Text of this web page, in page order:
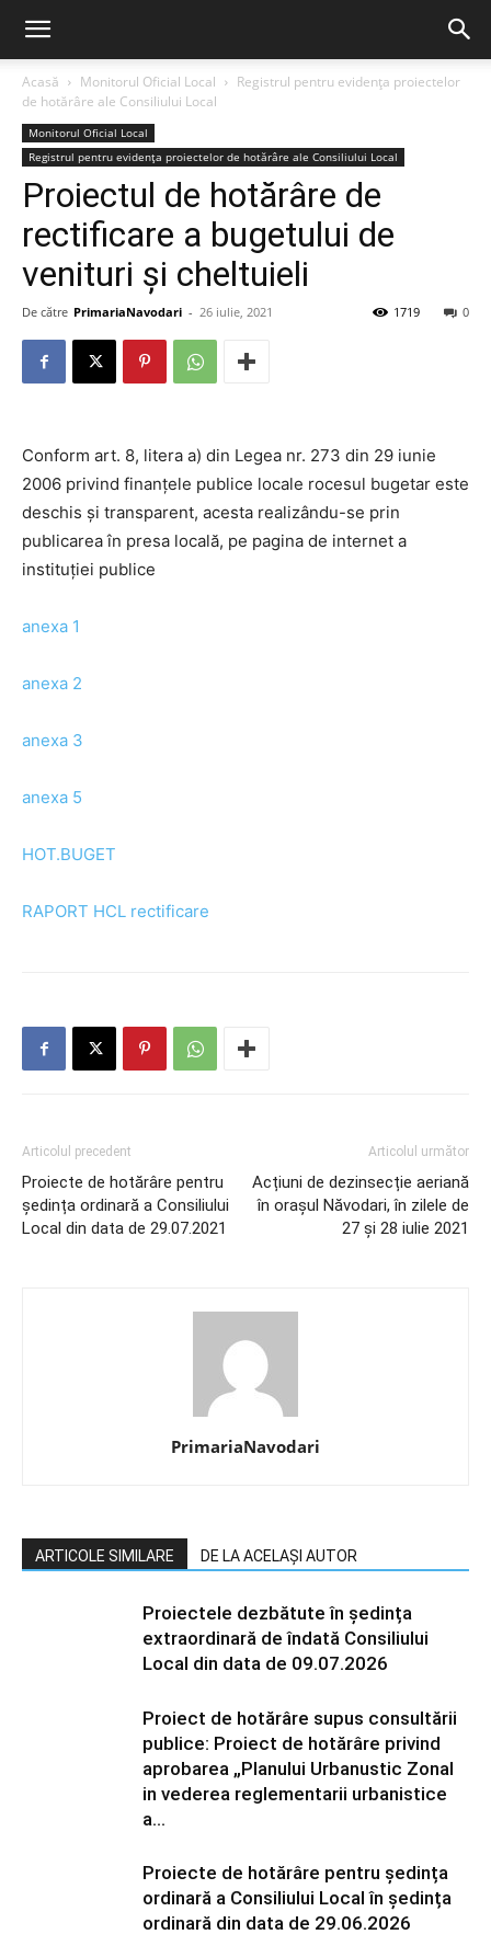
Acasă Monitorul Oficial Local
Registrul pentru evidența proiectelor
de hotărâre ale Consiliului Local
Monitorul Oficial Local
Registrul pentru evidența proiectelor de hotărâre ale Consiliului Local
Proiectul de hotărâre de
rectificare a bugetului de
venituri și cheltuieli
De către PrimariaNavodari - 26 iulie, 2021 0
1719
Conform art. 8, litera a) din Legea nr. 273 din 29 iunie
2006 privind finanţele publice locale rocesul bugetar este
deschis şi transparent, acesta realizându-se prin
publicarea în presa locală, pe pagina de internet a
instituţiei publice
anexa 1
anexa 2
anexa 3
anexa 5
HOT.BUGET
RAPORT HCL rectificare
Articolul precedent
Proiecte de hotărâre pentru
ședința ordinară a Consiliului
Local din data de 29.07.2021
Articolul următor
Acțiuni de dezinsecție aeriană
în orașul Năvodari, în zilele de
27 și 28 iulie 2021
PrimariaNavodari
ARTICOLE SIMILARE DE LA ACELAȘI AUTOR
Proiectele dezbătute în ședința
extraordinară de îndată Consiliului
Local din data de 09.07.2026
Proiect de hotărâre supus consultării
publice: Proiect de hotărâre privind
aprobarea „Planului Urbanustic Zonal
in vederea reglementarii urbanistice
a...
Proiecte de hotărâre pentru ședința
ordinară a Consiliului Local în ședința
ordinară din data de 29.06.2026